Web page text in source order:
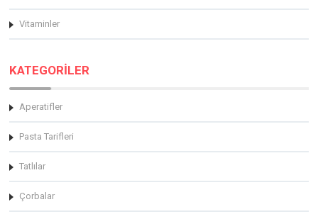
Vitaminler
KATEGORİLER
Aperatifler
Pasta Tarifleri
Tatlılar
Çorbalar